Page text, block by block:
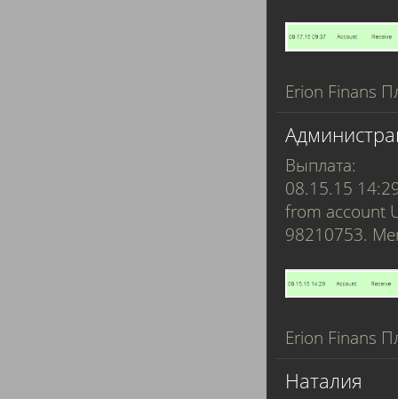
Erion Finans
Выплата:
08.15.15
from account
98210753.
Erion Finans
Наталия